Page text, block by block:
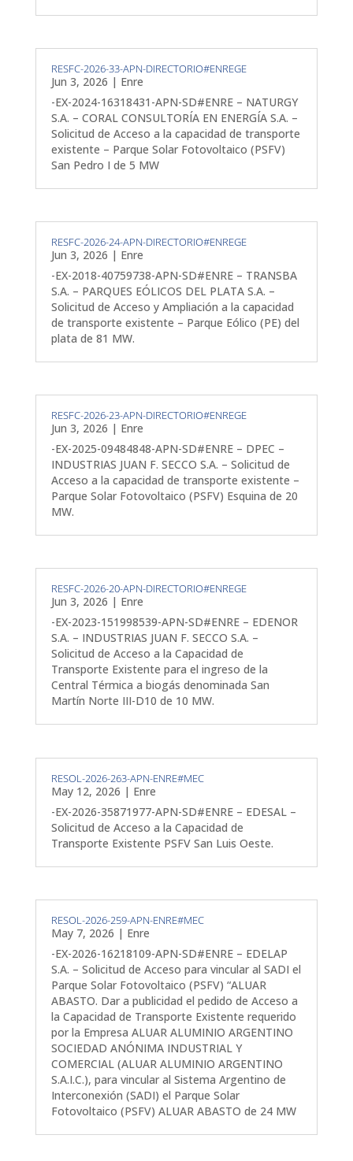
RESFC-2026-33-APN-DIRECTORIO#ENREGE
Jun 3, 2026 | Enre
-EX-2024-16318431-APN-SD#ENRE – NATURGY
S.A. – CORAL CONSULTORÍA EN ENERGÍA S.A. –
Solicitud de Acceso a la capacidad de transporte
existente – Parque Solar Fotovoltaico (PSFV)
San Pedro I de 5 MW
RESFC-2026-24-APN-DIRECTORIO#ENREGE
Jun 3, 2026 | Enre
-EX-2018-40759738-APN-SD#ENRE – TRANSBA
S.A. – PARQUES EÓLICOS DEL PLATA S.A. –
Solicitud de Acceso y Ampliación a la capacidad
de transporte existente – Parque Eólico (PE) del
plata de 81 MW.
RESFC-2026-23-APN-DIRECTORIO#ENREGE
Jun 3, 2026 | Enre
-EX-2025-09484848-APN-SD#ENRE – DPEC –
INDUSTRIAS JUAN F. SECCO S.A. – Solicitud de
Acceso a la capacidad de transporte existente –
Parque Solar Fotovoltaico (PSFV) Esquina de 20
MW.
RESFC-2026-20-APN-DIRECTORIO#ENREGE
Jun 3, 2026 | Enre
-EX-2023-151998539-APN-SD#ENRE – EDENOR
S.A. – INDUSTRIAS JUAN F. SECCO S.A. –
Solicitud de Acceso a la Capacidad de
Transporte Existente para el ingreso de la
Central Térmica a biogás denominada San
Martín Norte III-D10 de 10 MW.
RESOL-2026-263-APN-ENRE#MEC
May 12, 2026 | Enre
-EX-2026-35871977-APN-SD#ENRE – EDESAL –
Solicitud de Acceso a la Capacidad de
Transporte Existente PSFV San Luis Oeste.
RESOL-2026-259-APN-ENRE#MEC
May 7, 2026 | Enre
-EX-2026-16218109-APN-SD#ENRE – EDELAP
S.A. – Solicitud de Acceso para vincular al SADI el
Parque Solar Fotovoltaico (PSFV) “ALUAR
ABASTO. Dar a publicidad el pedido de Acceso a
la Capacidad de Transporte Existente requerido
por la Empresa ALUAR ALUMINIO ARGENTINO
SOCIEDAD ANÓNIMA INDUSTRIAL Y
COMERCIAL (ALUAR ALUMINIO ARGENTINO
S.A.I.C.), para vincular al Sistema Argentino de
Interconexión (SADI) el Parque Solar
Fotovoltaico (PSFV) ALUAR ABASTO de 24 MW